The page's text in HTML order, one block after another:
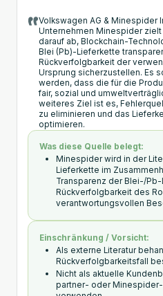
Volkswagen AG & Minespider
Unternehmen Minespider
darauf ab, Blockchain-
Blei (Pb)-Lieferkette
Rückverfolgbarkeit der
Ursprung sicherzustellen. Es
werden, dass die für die
fair, sozial und
weiteres Ziel ist es,
zu eliminieren und das
optimieren.
Was diese Quelle belegt:
Minespider wird in der
Lieferkette im
Transparenz der Blei-/
Rückverfolgbarkeit des
verantwortungsvollen
Einschränkung / Vorsicht:
Als externe Literatur
Rückverfolgbarkeitsfall
Nicht als aktuelle
partner- oder